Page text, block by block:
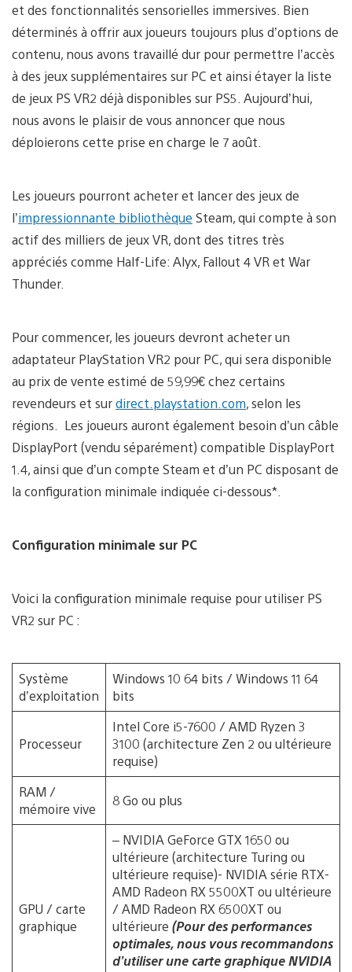
et des fonctionnalités sensorielles immersives. Bien
déterminés à offrir aux joueurs toujours plus d’options de
contenu, nous avons travaillé dur pour permettre l’accès
à des jeux supplémentaires sur PC et ainsi étayer la liste
de jeux PS VR2 déjà disponibles sur PS5. Aujourd’hui,
nous avons le plaisir de vous annoncer que nous
déploierons cette prise en charge le 7 août.
Les joueurs pourront acheter et lancer des jeux de
l’impressionnante bibliothèque Steam, qui compte à son
actif des milliers de jeux VR, dont des titres très
appréciés comme Half-Life: Alyx, Fallout 4 VR et War
Thunder.
Pour commencer, les joueurs devront acheter un
adaptateur PlayStation VR2 pour PC, qui sera disponible
au prix de vente estimé de 59,99€ chez certains
revendeurs et surdirect.playstation.com, selon les
régions. Les joueurs auront également besoin d’un câble
DisplayPort (vendu séparément) compatible DisplayPort
1.4, ainsi que d’un compte Steam et d’un PC disposant de
la configuration minimale indiquée ci-dessous*.
Configuration minimale sur PC
Voici la configuration minimale requise pour utiliser PS
VR2 sur PC :
Système
d’exploitation
Windows 10 64 bits / Windows 11 64
bits
Processeur
Intel Core i5-7600 / AMD Ryzen 3
3100 (architecture Zen 2 ou ultérieure
requise)
RAM /
mémoire vive
8 Go ou plus
GPU / carte
graphique
– NVIDIA GeForce GTX 1650 ou
ultérieure (architecture Turing ou
ultérieure requise)- NVIDIA série RTX-
AMD Radeon RX 5500XT ou ultérieure
/ AMD Radeon RX 6500XT ou
ultérieure (Pour des performances
optimales, nous vous recommandons
d’utiliser une carte graphique NVIDIA